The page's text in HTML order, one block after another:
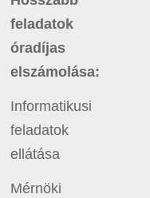
feladatok
óradíjas
elszámolása:
Informatikusi
feladatok
ellátása
Mérnöki